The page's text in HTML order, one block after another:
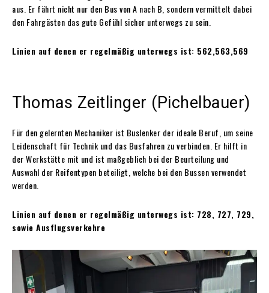
aus. Er fährt nicht nur den Bus von A nach B, sondern vermittelt dabei
den Fahrgästen das gute Gefühl sicher unterwegs zu sein.
Linien auf denen er regelmäßig unterwegs ist: 562,563,569
Thomas Zeitlinger (Pichelbauer)
Für den gelernten Mechaniker ist Buslenker der ideale Beruf, um seine
Leidenschaft für Technik und das Busfahren zu verbinden. Er hilft in
der Werkstätte mit und ist maßgeblich bei der Beurteilung und
Auswahl der Reifentypen beteiligt, welche bei den Bussen verwendet
werden.
Linien auf denen er regelmäßig unterwegs ist: 728, 727, 729,
sowie Ausflugsverkehre